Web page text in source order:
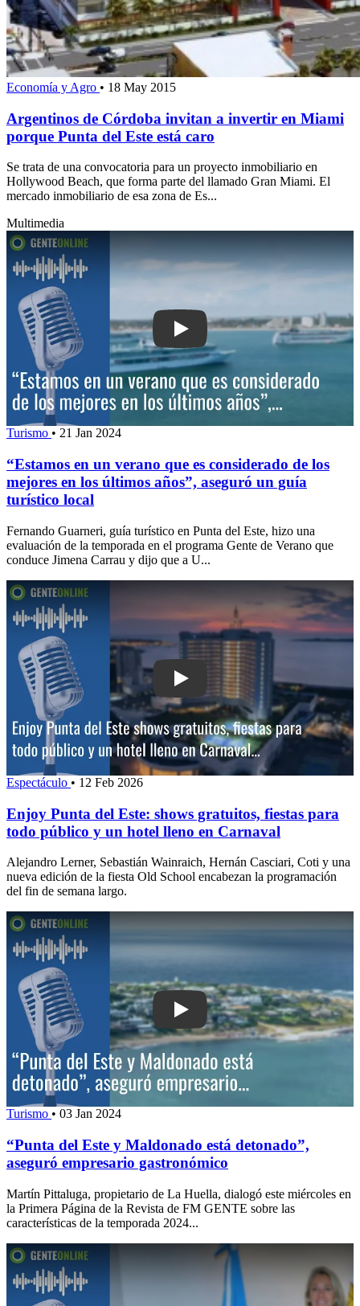
Economía y Agro • 18 May 2015
Argentinos de Córdoba invitan a invertir en Miami
porque Punta del Este está caro
Se trata de una convocatoria para un proyecto inmobiliario en
Hollywood Beach, que forma parte del llamado Gran Miami. El
mercado inmobiliario de esa zona de Es...
Multimedia
Play: “Estamos en un verano que es
Turismo • 21 Jan 2024
“Estamos en un verano que es considerado de los
mejores en los últimos años”, aseguró un guía
turístico local
Fernando Guarneri, guía turístico en Punta del Este, hizo una
evaluación de la temporada en el programa Gente de Verano que
conduce Jimena Carrau y dijo que a U...
Play: Enjoy Punta del Este: shows
Espectáculo • 12 Feb 2026
Enjoy Punta del Este: shows gratuitos, fiestas para
todo público y un hotel lleno en Carnaval
Alejandro Lerner, Sebastián Wainraich, Hernán Casciari, Coti y una
nueva edición de la fiesta Old School encabezan la programación
del fin de semana largo.
Play: “Punta del Este y Maldonado
Turismo • 03 Jan 2024
“Punta del Este y Maldonado está detonado”,
aseguró empresario gastronómico
Martín Pittaluga, propietario de La Huella, dialogó este miércoles en
la Primera Página de la Revista de FM GENTE sobre las
características de la temporada 2024...